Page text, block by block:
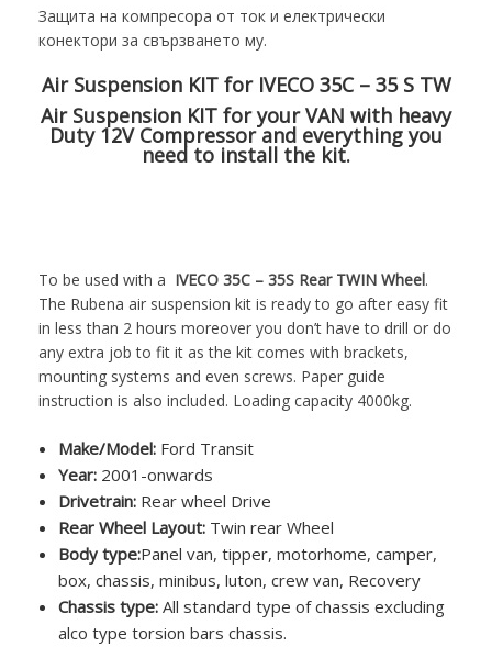
Защита на компресора от ток и електрически
конектори за свързването му.
Air Suspension KIT for IVECO 35C – 35 S TW
Air Suspension KIT for your VAN with heavy
Duty 12V Compressor and everything you
need to install the kit.
To be used with a IVECO 35C – 35S Rear TWIN Wheel.
The Rubena air suspension kit is ready to go after easy fit
in less than 2 hours moreover you don’t have to drill or do
any extra job to fit it as the kit comes with brackets,
mounting systems and even screws. Paper guide
instruction is also included. Loading capacity 4000kg.
Make/Model:Ford Transit
Year:2001-onwards
Drivetrain:Rear wheel Drive
Rear Wheel Layout:Twin rear Wheel
Body type:Panel van, tipper, motorhome, camper,
box, chassis, minibus, luton, crew van, Recovery
Chassis type:All standard type of chassis excluding
alco type torsion bars chassis.